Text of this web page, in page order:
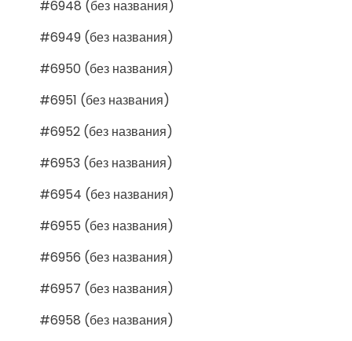
#6948 (без названия)
#6949 (без названия)
#6950 (без названия)
#6951 (без названия)
#6952 (без названия)
#6953 (без названия)
#6954 (без названия)
#6955 (без названия)
#6956 (без названия)
#6957 (без названия)
#6958 (без названия)